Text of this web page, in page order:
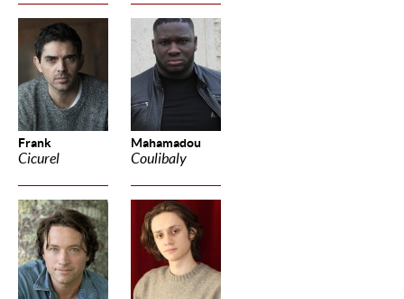
Frank
Cicurel
Mahamadou
Coulibaly